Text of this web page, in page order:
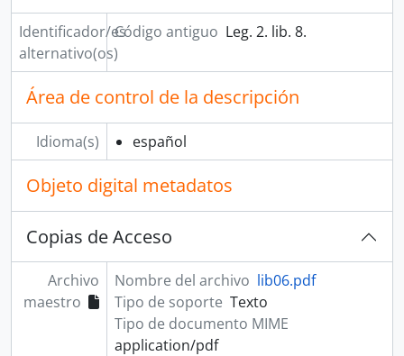
Identificador/es
alternativo(os)
Código antiguo Leg. 2. lib. 8.
Área de control de la descripción
Idioma(s) español
Objeto digital metadatos
Copias de Acceso
Archivo
maestro
Nombre del archivo lib06.pdf
Tipo de soporte Texto
Tipo de documento MIME
application/pdf